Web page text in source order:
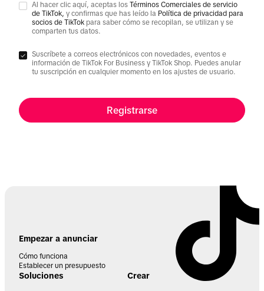
Al hacer clic aquí, aceptas los Términos Comerciales de servicio
de TikTok, y confirmas que has leído la Política de privacidad para
socios de TikTok para saber cómo se recopilan, se utilizan y se
comparten tus datos.
Suscríbete a correos electrónicos con novedades, eventos e
información de TikTok For Business y TikTok Shop. Puedes anular
tu suscripción en cualquier momento en los ajustes de usuario.
Registrarse
Empezar a anunciar
Cómo funciona
Establecer un presupuesto
Soluciones Crear